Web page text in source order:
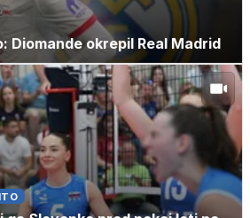
Diomande okrepil Real Madrid